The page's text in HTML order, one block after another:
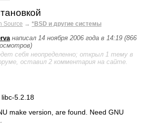
Source → *BSD и другие системы
написал 14 ноября 2006 года в 14:19 (866
себя неопределенно; открыл 1 тему в
оставил 2 комментария на сайте.
libc-5.2.18
make version, are found. Need GNU